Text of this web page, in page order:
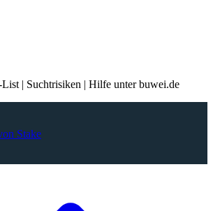
| Suchtrisiken | Hilfe unter buwei.de
Stake